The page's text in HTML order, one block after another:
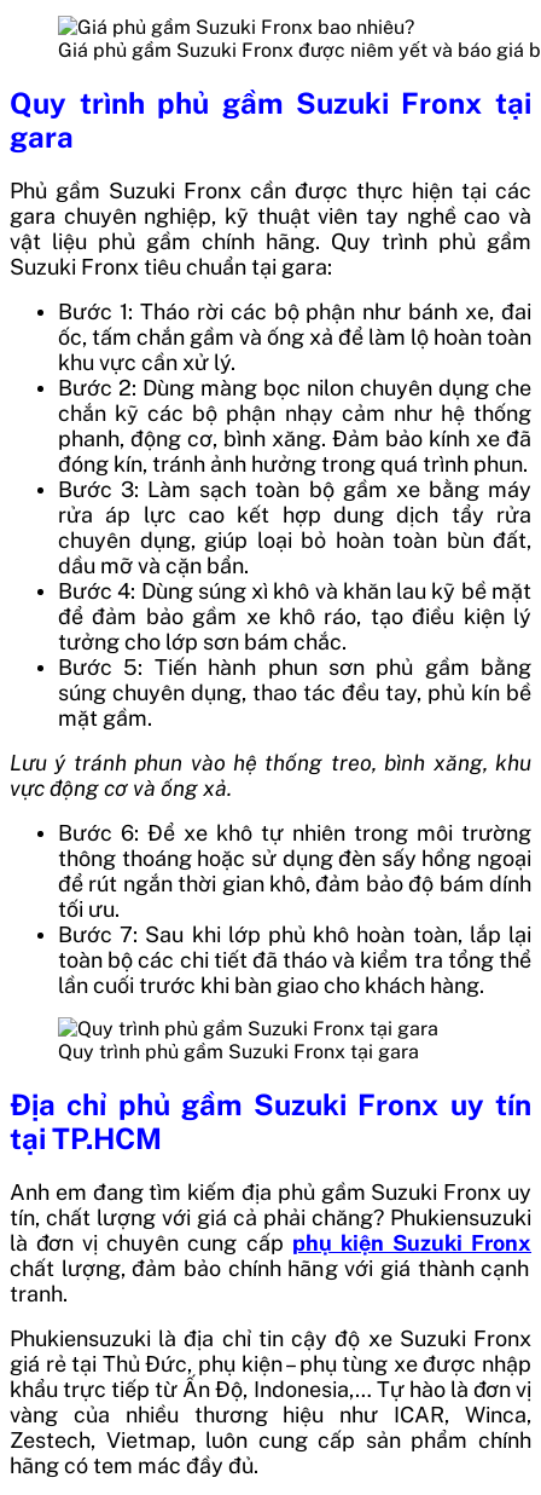
Giá phủ gầm Suzuki Fronx được niêm yết và báo giá
Quy trình phủ gầm Suzuki Fronx tại
gara
Phủ gầm Suzuki Fronx cần được thực hiện tại các
gara chuyên nghiệp, kỹ thuật viên tay nghề cao và
vật liệu phủ gầm chính hãng. Quy trình phủ gầm
Suzuki Fronx tiêu chuẩn tại gara:
Bước 1: Tháo rời các bộ phận như bánh xe, đai
ốc, tấm chắn gầm và ống xả để làm lộ hoàn toàn
khu vực cần xử lý.
Bước 2: Dùng màng bọc nilon chuyên dụng che
chắn kỹ các bộ phận nhạy cảm như hệ thống
phanh, động cơ, bình xăng. Đảm bảo kính xe đã
đóng kín, tránh ảnh hưởng trong quá trình phun.
Bước 3: Làm sạch toàn bộ gầm xe bằng máy
rửa áp lực cao kết hợp dung dịch tẩy rửa
chuyên dụng, giúp loại bỏ hoàn toàn bùn đất,
dầu mỡ và cặn bẩn.
Bước 4: Dùng súng xì khô và khăn lau kỹ bề mặt
để đảm bảo gầm xe khô ráo, tạo điều kiện lý
tưởng cho lớp sơn bám chắc.
Bước 5: Tiến hành phun sơn phủ gầm bằng
súng chuyên dụng, thao tác đều tay, phủ kín bề
mặt gầm.
Lưu ý tránh phun vào hệ thống treo, bình xăng, khu
vực động cơ và ống xả.
Bước 6: Để xe khô tự nhiên trong môi trường
thông thoáng hoặc sử dụng đèn sấy hồng ngoại
để rút ngắn thời gian khô, đảm bảo độ bám dính
tối ưu.
Bước 7: Sau khi lớp phủ khô hoàn toàn, lắp lại
toàn bộ các chi tiết đã tháo và kiểm tra tổng thể
lần cuối trước khi bàn giao cho khách hàng.
Quy trình phủ gầm Suzuki Fronx tại gara
Địa chỉ phủ gầm Suzuki Fronx uy tín
tại TP.HCM
Anh em đang tìm kiếm địa phủ gầm Suzuki Fronx uy
tín, chất lượng với giá cả phải chăng? Phukiensuzuki
là đơn vị chuyên cung cấp phụ kiện Suzuki Fronx
chất lượng, đảm bảo chính hãng với giá thành cạnh
tranh.
Phukiensuzuki là địa chỉ tin cậy độ xe Suzuki Fronx
giá rẻ tại Thủ Đức, phụ kiện – phụ tùng xe được nhập
khẩu trực tiếp từ Ấn Độ, Indonesia,… Tự hào là đơn vị
vàng của nhiều thương hiệu như ICAR, Winca,
Zestech, Vietmap, luôn cung cấp sản phẩm chính
hãng có tem mác đầy đủ.